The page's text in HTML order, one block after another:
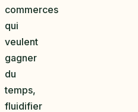
commerces
qui
veulent
gagner
du
temps,
fluidifier